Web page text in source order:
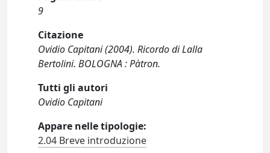
9
Citazione
Ovidio Capitani (2004). Ricordo di Lalla
Bertolini. BOLOGNA : Pàtron.
Tutti gli autori
Ovidio Capitani
Appare nelle tipologie:
2.04 Breve introduzione